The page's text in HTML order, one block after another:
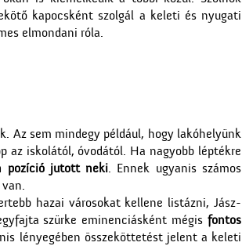
kapocsként szolgál a keleti és nyugati
elmondani róla.
Az sem mindegy például, hogy lakóhelyünk
az iskolától, óvodától. Ha nagyobb léptékre
pozíció jutott neki. Ennek ugyanis számos
hazai városokat kellene listázni, Jász-
szürke eminenciásként mégis fontos
lényegében összeköttetést jelent a keleti